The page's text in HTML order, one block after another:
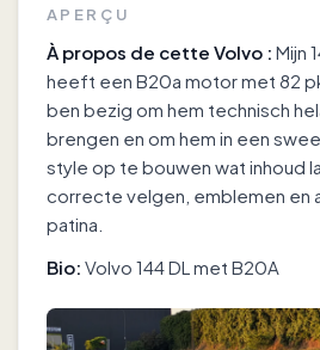
APERÇU
À propos de cette Volvo : Mijn
heeft een B20a motor met 82
ben bezig om hem technisch
brengen en om hem in een
style op te bouwen wat inhoud
correcte velgen, emblemen en
patina.
Bio: Volvo 144 DL met B20A